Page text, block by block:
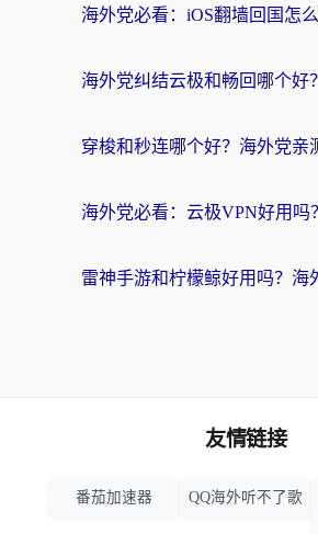
友情链接
番茄加速器 QQ海外听不了歌